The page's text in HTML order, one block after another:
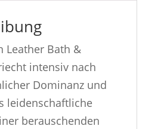
Leather Bath &
intensiv nach
Dominanz und
leidenschaftliche
berauschenden